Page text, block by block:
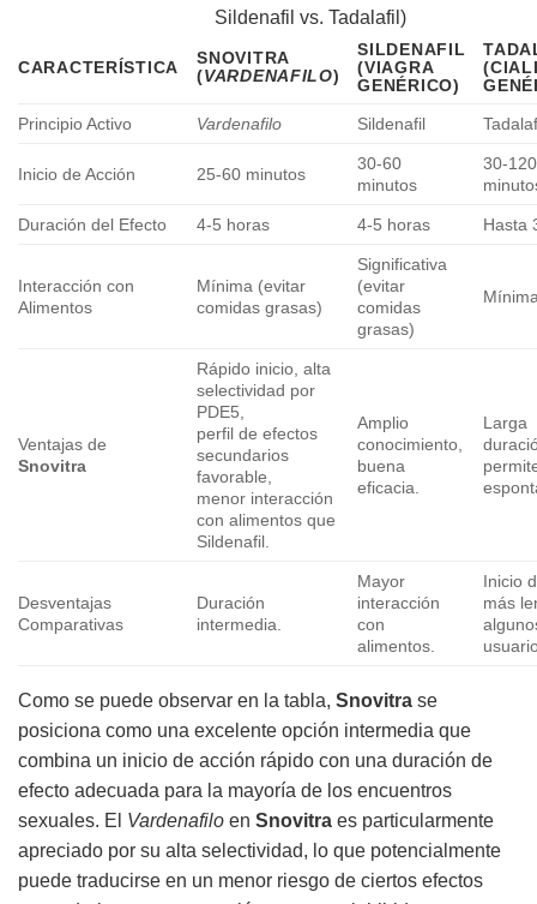
Sildenafil vs. Tadalafil)
CARACTERÍSTICA
SNOVITRA
(VARDENAFILO)
SILDENAFIL
(VIAGRA
GENÉRICO)
Principio Activo
Vardenafilo Sildenafil
Inicio de Acción 25-60 minutos
30-60
minutos
30-120
Duración del Efecto 4-5 horas 4-5 horas Hasta
Interacción con
Alimentos
Mínima (evitar
comidas grasas)
Significativa
(evitar
comidas
grasas)
Ventajas de
Snovitra
Rápido inicio, alta
selectividad por
PDE5,
perfil de efectos
secundarios
favorable,
menor interacción
con alimentos que
Sildenafil.
Amplio
conocimiento,
buena
eficacia.
Larga
Desventajas
Comparativas
Duración
intermedia.
Mayor
interacción
con
alimentos.
Inicio
más
Como se puede observar en la tabla, Snovitra se
posiciona como una excelente opción intermedia que
combina un inicio de acción rápido con una duración de
efecto adecuada para la mayoría de los encuentros
sexuales. El Vardenafilo en Snovitra es particularmente
apreciado por su alta selectividad, lo que potencialmente
puede traducirse en un menor riesgo de ciertos efectos